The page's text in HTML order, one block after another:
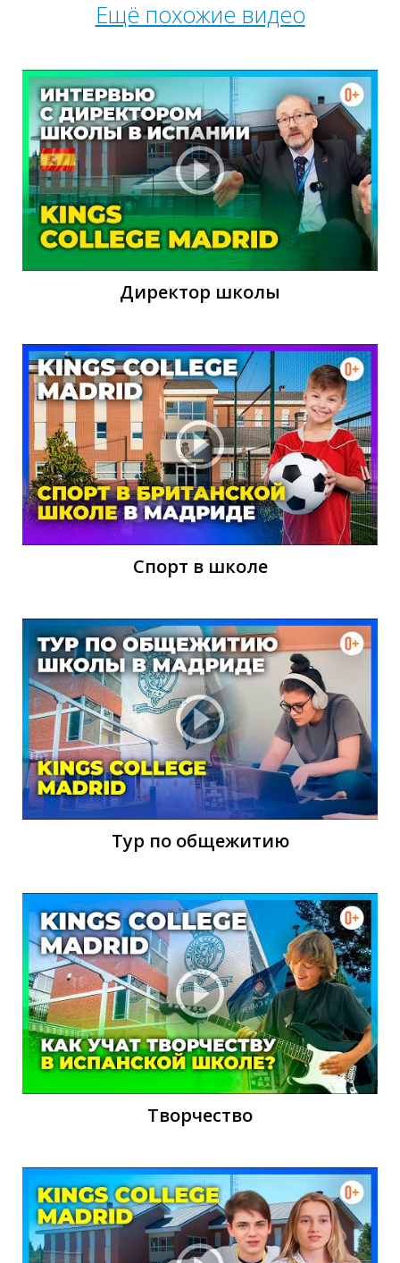
О
Ч
Е
Ещё похожие видео
Директор школы
Спорт в школе
Тур по общежитию
Творчество